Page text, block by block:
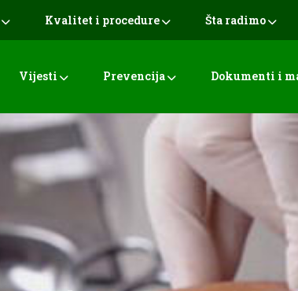
Kvalitet i procedure Šta radimo
Vijesti Prevencija Dokumenti i